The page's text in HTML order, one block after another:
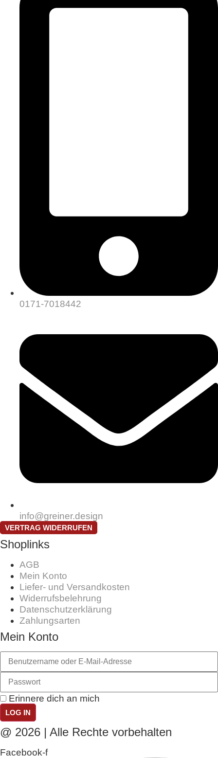
0171-7018442
info@greiner.design
VERTRAG WIDERRUFEN
Shoplinks
AGB
Mein Konto
Liefer- und Versandkosten
Widerrufsbelehrung
Datenschutzerklärung
Zahlungsarten
Mein Konto
Erinnere dich an mich
LOG IN
@ 2026 | Alle Rechte vorbehalten
Facebook-f